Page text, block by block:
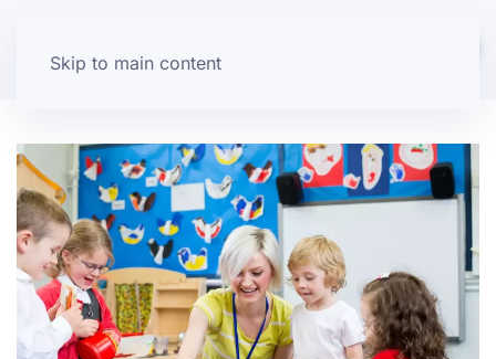
Skip to main content